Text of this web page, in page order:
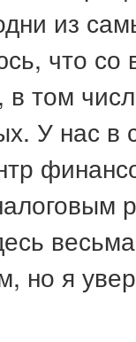
из
что
в том
У нас в
но я